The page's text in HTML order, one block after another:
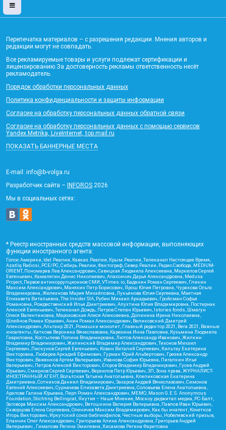
Перепечатка материалов – с разрешения редакции. Мнения авторов и
редакции могут не совпадать.
Все рекламируемые товары и услуги подлежат сертификации и
лицензированию.За достоверность рекламы ответственность несёт
рекламодатель.
Порядок обработки персональных данных
Политика конфиденциальности и защиты информации
Согласие на обработку персональных данных обратной связи
Согласие на обработку персональных данных с помощью сервисов
Yandex.Metrika, LiveInternet, top.mail.ru
ПОКАЗАТЬ БАННЕРНЫЕ МЕСТА
E-mail: info@b-volga.ru
Разработчик сайта – INFOROS 2026
Мы в социальных сетях:
* Реестр иностранных средств массовой информации, выполняющих
функции иностранного агента:
Голос Америки, Idel.Реалии, Кавказ.Реалии, Крым.Реалии, Телеканал Настоящее Время,
Azatliq Radiosi, PCE/PC, Сибирь.Реалии, Фактограф, Север.Реалии, Радио Свобода, MEDIUM-
ORIENT, Пономарев Лев Александрович, Савицкая Людмила Алексеевна, Маркелов Сергей
Евгеньевич, Камалягин Денис Николаевич, Апахончич Дарья Александровна, Medusa
Project, Первое антикоррупционное СМИ, VTimes.io, Баданин Роман Сергеевич, Гликин
Максим Александрович, Маняхин Петр Борисович, Ярош Юлия Петровна, Чуракова Ольга
Владимировна, Железнова Мария Михайловна, Лукьянова Юлия Сергеевна, Маетная
Елизавета Витальевна, The Insider SIA, Рубин Михаил Аркадьевич, Гройсман Софья
Романовна, Рождественский Илья Дмитриевич, Апухтина Юлия Владимировна, Постернак
Алексей Евгеньевич, Телеканал Дождь, Петров Степан Юрьевич, Istories fonds, Шмагун
Олеся Валентиновна, Мароховская Алеся Алексеевна, Долинина Ирина Николаевна,
Шлейнов Роман Юрьевич, Анин Роман Александрович, Великовский Дмитрий
Александрович, Альтаир 2021, Ромашки монолит, Главный редактор 2021, Вега 2021, Важные
иноагенты, Каткова Вероника Вячеславовна, Карезина Инна Павловна, Кузьмина Людмила
Гавриловна, Костылева Полина Владимировна, Лютов Александр Иванович, Жилкин
Владимир Владимирович, Жилинский Владимир Александрович, Тихонов Михаил
Сергеевич, Пискунов Сергей Евгеньевич, Ковин Виталий Сергеевич, Кильтау Екатерина
Викторовна, Любарев Аркадий Ефимович, Гурман Юрий Альбертович, Грезев Александр
Викторович, Важенков Артем Валерьевич, Иванова София Юрьевна, Пигалкин Илья
Валерьевич, Петров Алексей Викторович, Егоров Владимир Владимирович, Гусев Андрей
Юрьевич, Смирнов Сергей Сергеевич, Верзилов Петр Юрьевич, ЗП, Зона права, ЖУРНАЛИСТ-
ИНОСТРАННЫЙ АГЕНТ, Вольтская Татьяна Анатольевна, Клепиковская Екатерина
Дмитриевна, Сотников Даниил Владимирович, Захаров Андрей Вячеславович, Симонов
Евгений Алексеевич, Сурначева Елизавета Дмитриевна, Соловьева Елена Анатольевна,
Арапова Галина Юрьевна, Перл Роман Александрович, МЕМО, Mason G.E.S. Anonymous
Foundation, Stichting Bellingcat, Якутия – Наше Мнение, Москоу диджитал медиа, РС-Балт,
Заговора Максим Александрович, Ветошкина Валерия Валерьевна, Павлов Иван Юрьевич,
Скворцова Елена Сергеевна, Оленичев Максим Владимирович, Как бы инагент, Кочетков
Игорь Викторович, Иркутский союз библиофилов, Честные выборы, Нобелевский призыв,
Еланчик Олег Александрович, Григорьева Алина Александровна, Григорьев Андрей
Валерьевич , Гималова Регина Эмилевна, Хисамова Регина Фаритовна